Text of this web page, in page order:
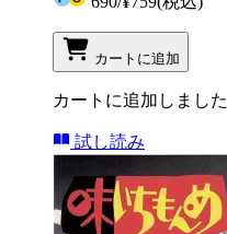
カートに追加
カートに追加しました
試し読み